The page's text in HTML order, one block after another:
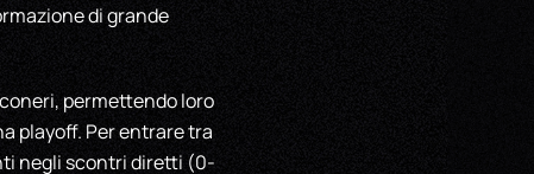
di grande
permettendo loro
playoff. Per entrare tra
negli scontri diretti (0-